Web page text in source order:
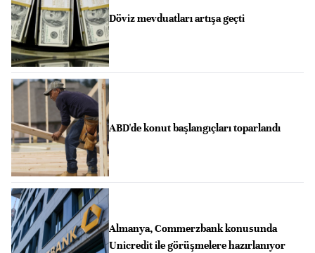
Döviz mevduatları artışa geçti
ABD'de konut başlangıçları toparlandı
Almanya, Commerzbank konusunda
Unicredit ile görüşmelere hazırlanıyor